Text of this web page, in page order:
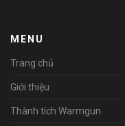
MENU
Trang chủ
Giới thiệu
Thành tích Warmgun